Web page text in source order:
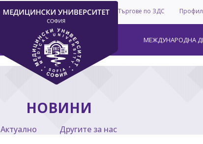
Профил
Търгове по ЗДС
МЕЖДУНАРОДНА
НОВИНИ
Актуално Другите за нас